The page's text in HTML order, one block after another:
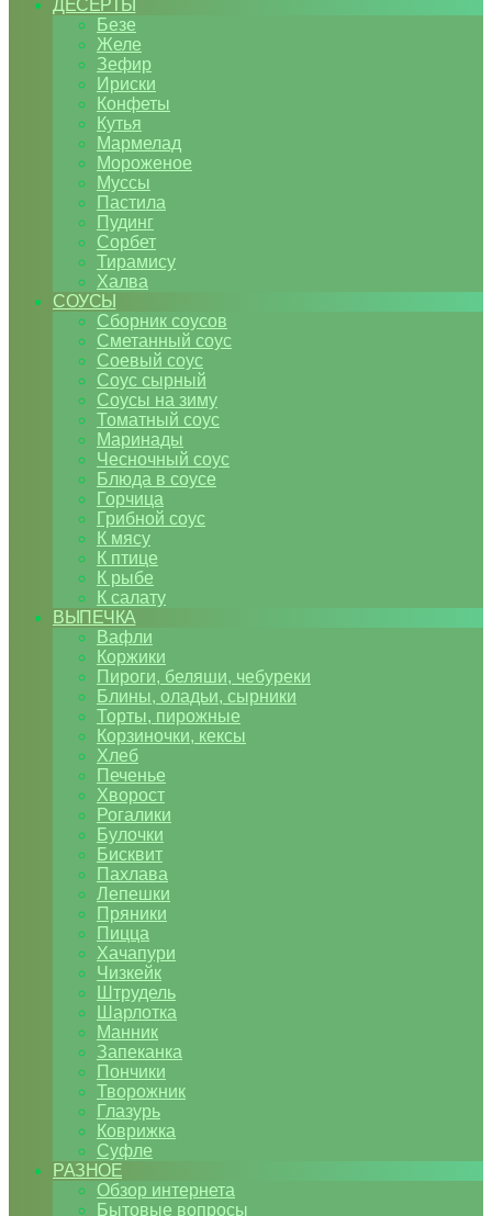
ДЕСЕРТЫ
Безе
Желе
Зефир
Ириски
Конфеты
Кутья
Мармелад
Мороженое
Муссы
Пастила
Пудинг
Сорбет
Тирамису
Халва
СОУСЫ
Сборник соусов
Сметанный соус
Соевый соус
Соус сырный
Соусы на зиму
Томатный соус
Маринады
Чесночный соус
Блюда в соусе
Горчица
Грибной соус
К мясу
К птице
К рыбе
К салату
ВЫПЕЧКА
Вафли
Коржики
Пироги, беляши, чебуреки
Блины, оладьи, сырники
Торты, пирожные
Корзиночки, кексы
Хлеб
Печенье
Хворост
Рогалики
Булочки
Бисквит
Пахлава
Лепешки
Пряники
Пицца
Хачапури
Чизкейк
Штрудель
Шарлотка
Манник
Запеканка
Пончики
Творожник
Глазурь
Коврижка
Суфле
РАЗНОЕ
Обзор интернета
Бытовые вопросы